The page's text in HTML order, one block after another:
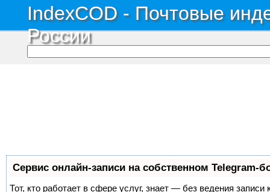
IndexCOD - Почтовые
России
Сервис онлайн-записи на собственном Telegram-
Тот, кто работает в сфере услуг, знает — без ведения